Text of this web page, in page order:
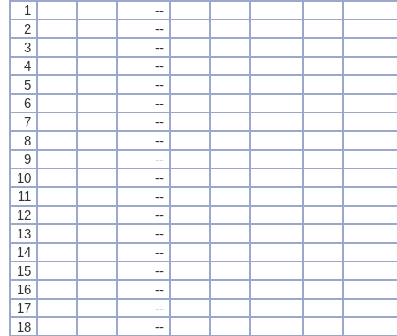
1
--
2
--
3
--
4
--
5
--
6
--
7
--
8
--
9
--
10
--
11
--
12
--
13
--
14
--
15
--
16
--
17
--
18
--